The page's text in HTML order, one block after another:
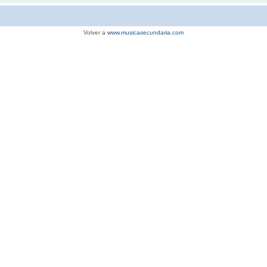
Volver a www.musicasecundaria.com